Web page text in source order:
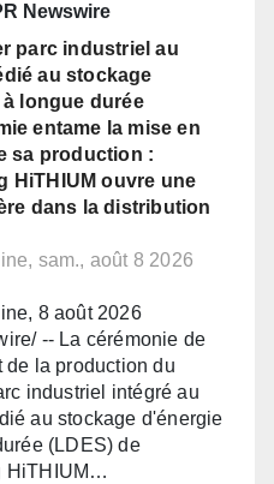
Newswire
parc industriel au
au stockage
longue durée
entame la mise en
sa production :
HiTHIUM ouvre une
dans la distribution
sam., août 8 2026
8 août 2026
-- La cérémonie de
de la production du
industriel intégré au
au stockage d'énergie
(LDES) de
HiTHIUM…